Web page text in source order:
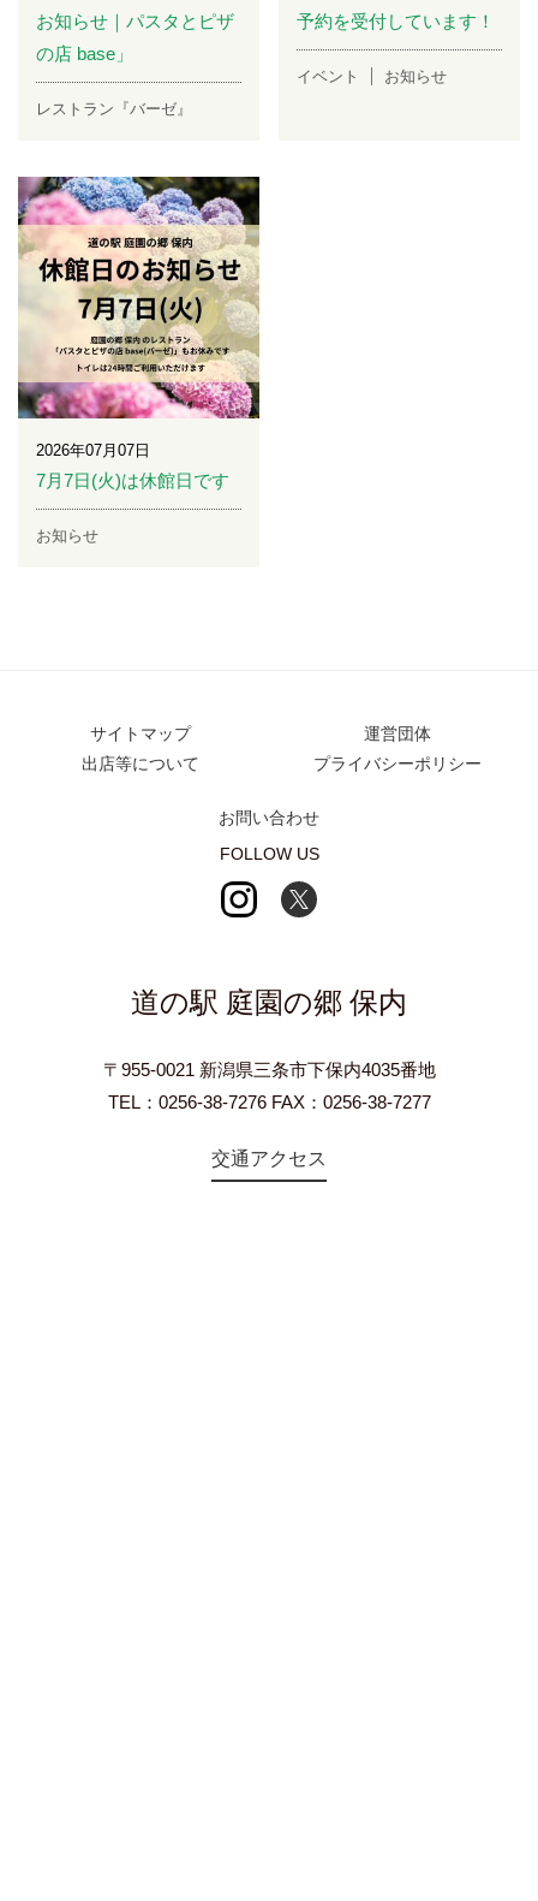
お知らせ｜パスタとピザ
の店 base」
レストラン『バーゼ』
予約を受付しています！
イベント お知らせ
2026年07月07日
7月7日(火)は休館日です
お知らせ
サイトマップ
運営団体
出店等について
プライバシーポリシー
お問い合わせ
FOLLOW US
道の駅 庭園の郷 保内
〒955-0021 新潟県三条市下保内4035番地
TEL：0256-38-7276 FAX：0256-38-7277
交通アクセス